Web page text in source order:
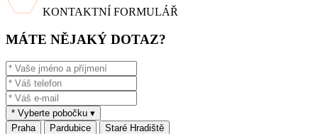
KONTAKTNÍ FORMULÁŘ
MÁTE NĚJAKÝ DOTAZ?
* Vyberte pobočku ▾
Praha
Pardubice Staré Hradiště